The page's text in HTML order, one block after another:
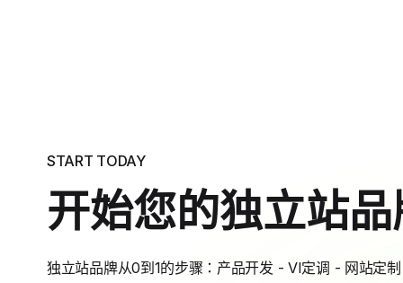
START TODAY
开始您的独立站
独立站品牌从0到1的步骤：产品开发 - VI定调 - 网站定